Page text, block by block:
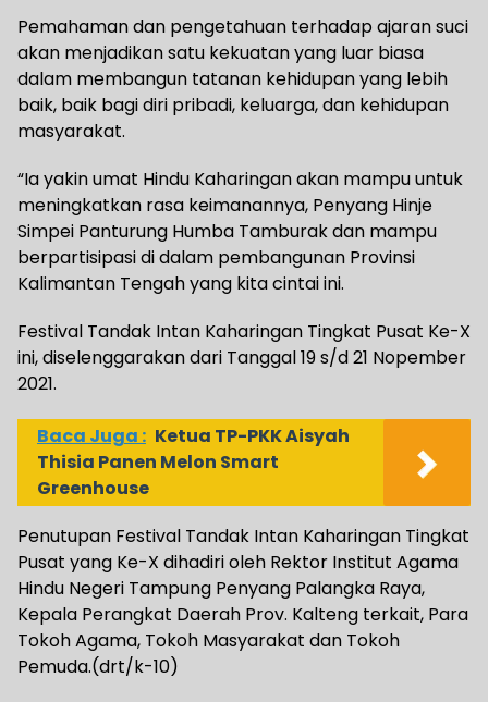
Pemahaman dan pengetahuan terhadap ajaran suci
akan menjadikan satu kekuatan yang luar biasa
dalam membangun tatanan kehidupan yang lebih
baik, baik bagi diri pribadi, keluarga, dan kehidupan
masyarakat.
“Ia yakin umat Hindu Kaharingan akan mampu untuk
meningkatkan rasa keimanannya, Penyang Hinje
Simpei Panturung Humba Tamburak dan mampu
berpartisipasi di dalam pembangunan Provinsi
Kalimantan Tengah yang kita cintai ini.
Festival Tandak Intan Kaharingan Tingkat Pusat Ke-X
ini, diselenggarakan dari Tanggal 19 s/d 21 Nopember
2021.
Baca Juga : Ketua TP-PKK Aisyah
Thisia Panen Melon Smart
Greenhouse
Penutupan Festival Tandak Intan Kaharingan Tingkat
Pusat yang Ke-X dihadiri oleh Rektor Institut Agama
Hindu Negeri Tampung Penyang Palangka Raya,
Kepala Perangkat Daerah Prov. Kalteng terkait, Para
Tokoh Agama, Tokoh Masyarakat dan Tokoh
Pemuda.(drt/k-10)